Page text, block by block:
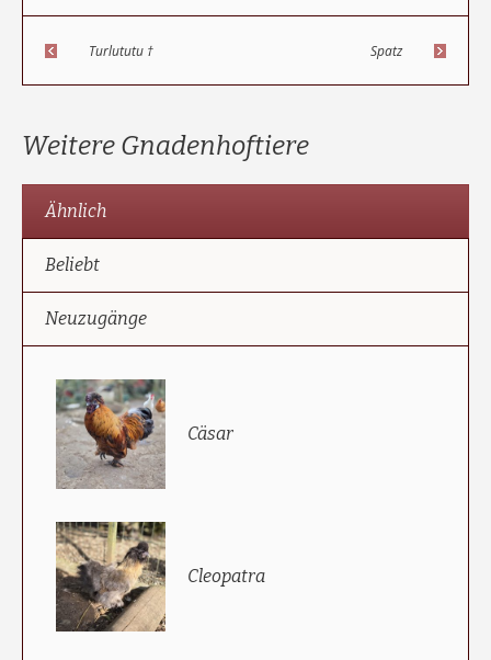
Turlututu † Spatz
Weitere Gnadenhoftiere
Ähnlich
Beliebt
Neuzugänge
Cäsar
Cleopatra